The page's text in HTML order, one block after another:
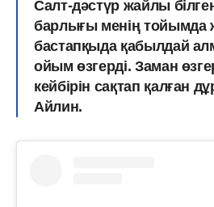
Салт-дәстүр жайлы
барлығы менің тойымда
бастапқыда қабылдай
ойым өзгерді. Заман
кейбірін сақтап қалған
Айлин.